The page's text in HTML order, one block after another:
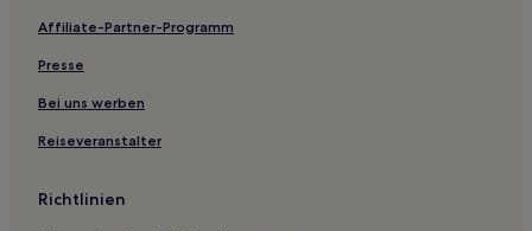
Gambelas: Hotels
Affiliate-Partner-Programm
Presse
Bei uns werben
Reiseveranstalter
Richtlinien